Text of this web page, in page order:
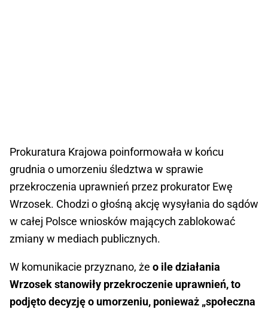
Prokuratura Krajowa poinformowała w końcu
grudnia o umorzeniu śledztwa w sprawie
przekroczenia uprawnień przez prokurator Ewę
Wrzosek. Chodzi o głośną akcję wysyłania do sądów
w całej Polsce wniosków mających zablokować
zmiany w mediach publicznych.
W komunikacie przyznano, że o ile działania
Wrzosek stanowiły przekroczenie uprawnień, to
podjęto decyzję o umorzeniu, ponieważ „społeczna